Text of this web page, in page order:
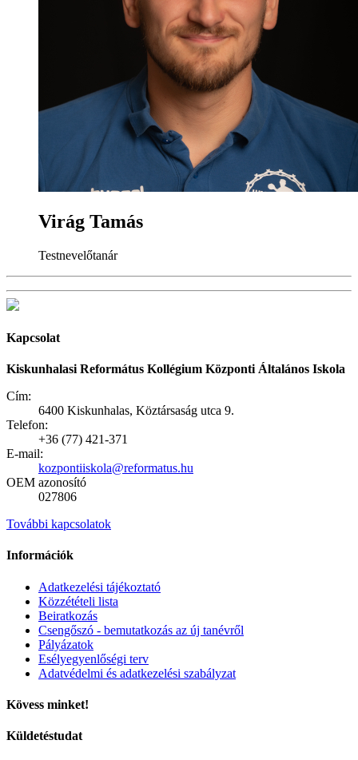
Virág Tamás
Testnevelőtanár
Kapcsolat
Kiskunhalasi Református Kollégium Központi Általános Iskola
Cím:
6400 Kiskunhalas, Köztársaság utca 9.
Telefon:
+36 (77) 421-371
E-mail:
kozpontiiskola@reformatus.hu
OEM azonosító
027806
További kapcsolatok
Információk
Adatkezelési tájékoztató
Közzétételi lista
Beiratkozás
Csengőszó - bemutatkozás az új tanévről
Pályázatok
Esélyegyenlőségi terv
Adatvédelmi és adatkezelési szabályzat
Kövess minket!
Küldetéstudat